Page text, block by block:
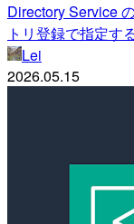
Directory Service
トリ登録で指定す
Lei
2026.05.15